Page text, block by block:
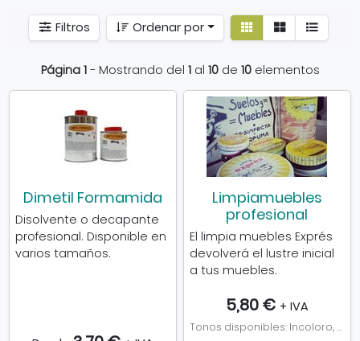
Filtros Ordenar por
Ver
detallelistado
Página 1- Mostrando del 1al 10de 10elementos
Dimetil Formamida
Disolvente o decapante
profesional. Disponible en
varios tamaños.
Limpiamuebles
profesional
El limpia muebles Exprés
devolverá el lustre inicial
a tus muebles.
5,80 € + IVA
Tonos disponibles: Incoloro, Sapelli